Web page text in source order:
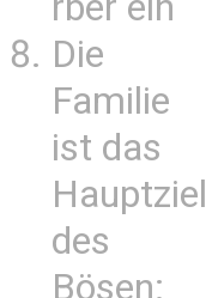
Die
Familie
ist das
Hauptziel
des
Bösen: